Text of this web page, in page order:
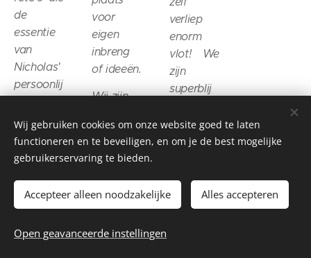
de
essentie
van
Nicholas'
persoonlij
hebben
vastgeleg
d.
nam de
tijd om
op zijn
voor
eigen
inbreng
of ideeën.
Wij zijn
tevreden
met onze
foto's en
dus ook
een
g voor
verliep
enorm
vlot! We
zijn
superblij
fantastis
che
kregen
heel wat
Wij gebruiken cookies om onze website goed te laten
functioneren en te beveiligen, en om je de best mogelijke
gebruikerservaring te bieden.
Accepteer alleen noodzakelijke Alles accepteren
Open geavanceerde instellingen